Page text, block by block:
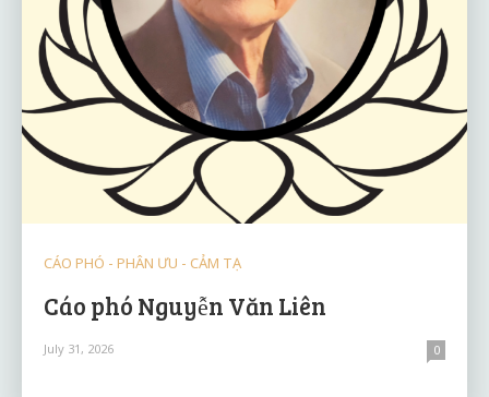
CÁO PHÓ - PHÂN ƯU - CẢM TẠ
Cáo phó Nguyễn Văn Liên
July 31, 2026 0